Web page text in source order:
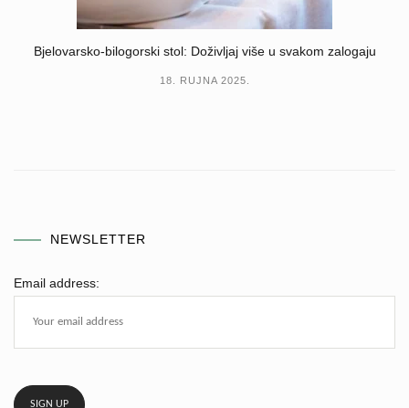
Bjelovarsko-bilogorski stol: Doživljaj više u svakom zalogaju
18. RUJNA 2025.
NEWSLETTER
Email address: